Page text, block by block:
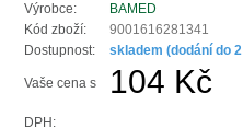
Výrobce:
BAMED
Kód zboží:
9001616281341
Dostupnost:
skladem (dodání do
Vaše cena s
DPH:
104 Kč